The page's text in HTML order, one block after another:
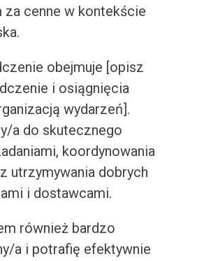
za cenne w kontekście
obejmuje [opisz
i osiągnięcia
wydarzeń].
a do skutecznego
koordynowania
utrzymywania dobrych
i dostawcami.
również bardzo
a i potrafię efektywnie